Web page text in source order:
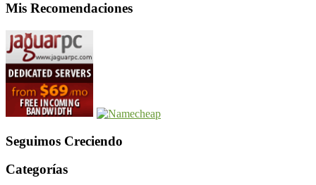
Mis Recomendaciones
Seguimos Creciendo
Categorías